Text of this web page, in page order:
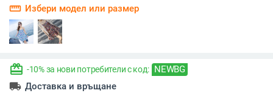
straighten Избери модел или размер
redeem -10% за нови потребители с код: NEWBG
local_shipping Доставка и връщане